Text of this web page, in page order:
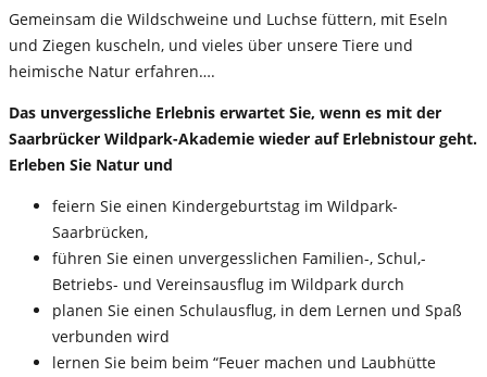
Gemeinsam die Wildschweine und Luchse füttern, mit Eseln
und Ziegen kuscheln, und vieles über unsere Tiere und
heimische Natur erfahren….
Das unvergessliche Erlebnis erwartet Sie, wenn es mit der
Saarbrücker Wildpark-Akademie wieder auf Erlebnistour geht.
Erleben Sie Natur und
feiern Sie einen Kindergeburtstag im Wildpark-
Saarbrücken,
führen Sie einen unvergesslichen Familien-, Schul,-
Betriebs- und Vereinsausflug im Wildpark durch
planen Sie einen Schulausflug, in dem Lernen und Spaß
verbunden wird
lernen Sie beim beim “Feuer machen und Laubhütte